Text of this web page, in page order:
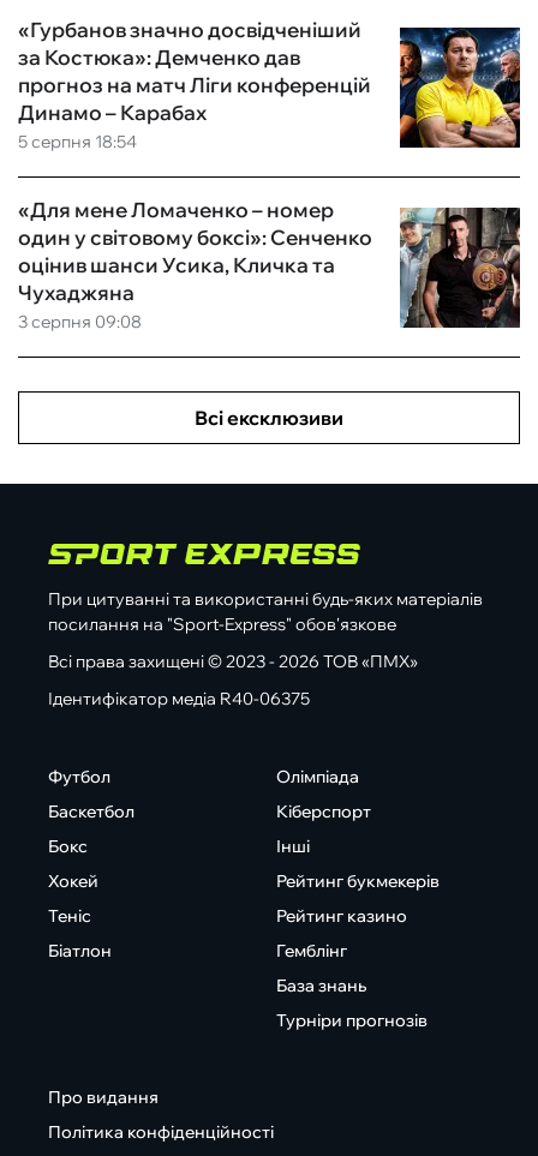
5 серпня 18:54
«Гурбанов значно досвідченіший
за Костюка»: Демченко дав
прогноз на матч Ліги конференцій
Динамо – Карабах
3 серпня 09:08
«Для мене Ломаченко – номер
один у світовому боксі»: Сенченко
оцінив шанси Усика, Кличка та
Чухаджяна
Всі ексклюзиви
При цитуванні та використанні будь-яких матеріалів
посилання на "Sport-Express" обов'язкове
Всі права захищені © 2023 - 2026 ТОВ «ПМХ»
Ідентифікатор медіа R40-06375
Футбол
Баскетбол
Бокс
Хокей
Теніс
Біатлон
Олімпіада
Кіберспорт
Інші
Рейтинг букмекерів
Рейтинг казино
Гемблінг
База знань
Турніри прогнозів
Про видання
Політика конфіденційності